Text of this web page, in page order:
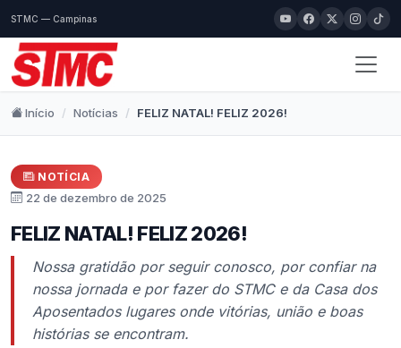
STMC — Campinas
Início Notícias FELIZ NATAL! FELIZ 2026!
NOTÍCIA
22 de dezembro de 2025
FELIZ NATAL! FELIZ 2026!
Nossa gratidão por seguir conosco, por confiar na
nossa jornada e por fazer do STMC e da Casa dos
Aposentados lugares onde vitórias, união e boas
histórias se encontram.